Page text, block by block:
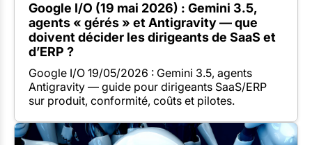
Google I/O (19 mai 2026) : Gemini 3.5,
agents « gérés » et Antigravity — que
doivent décider les dirigeants de SaaS et
d’ERP ?
Google I/O 19/05/2026 : Gemini 3.5, agents
Antigravity — guide pour dirigeants SaaS/ERP
sur produit, conformité, coûts et pilotes.